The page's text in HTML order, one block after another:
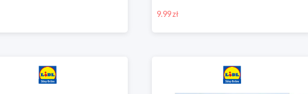
9.99 zł